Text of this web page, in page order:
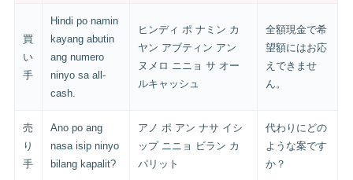
買
い
手
Hindi po namin
kayang abutin
ang numero
ninyo sa all-
cash.
ヒンディ ポ ナミン カ
ヤン アブティン アン
ヌメロ ニニョ サ オー
ルキャッシュ
全額現金で希
望額にはお応
えできませ
ん。
売
り
手
Ano po ang
nasa isip ninyo
bilang kapalit?
アノ ポ アン ナサ イシ
ップ ニニョ ビラン カ
パリット
代わりにどの
ような案です
か？